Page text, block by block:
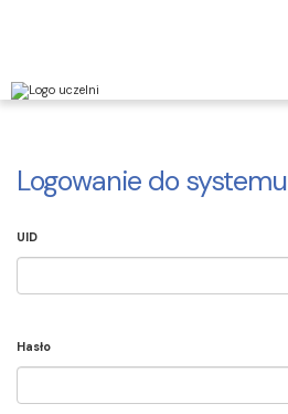
Logowanie do systemu
UID
Hasło